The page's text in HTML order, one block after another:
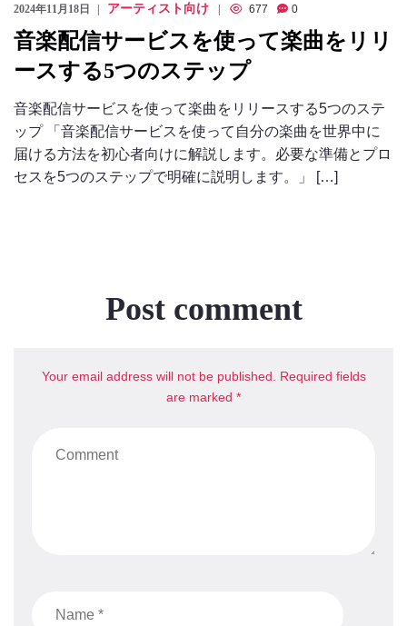
2024年11月18日 アーティスト向け 677 0
音楽配信サービスを使って楽曲をリリ
ースする5つのステップ
音楽配信サービスを使って楽曲をリリースする5つのステ
ップ 「音楽配信サービスを使って自分の楽曲を世界中に
届ける方法を初心者向けに解説します。必要な準備とプロ
セスを5つのステップで明確に説明します。」 […]
Post comment
Your email address will not be published. Required fields
are marked *